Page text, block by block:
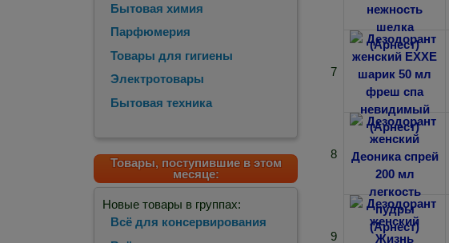
Бытовая химия
Парфюмерия
Товары для гигиены
Электротовары
Бытовая техника
Товары, поступившие в этом
месяце:
Новые товары в группах:
Всё для консервирования
7
8
9